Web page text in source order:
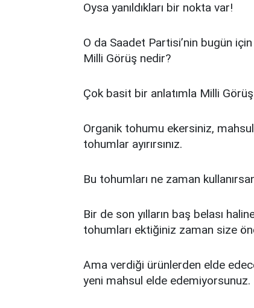
Oysa yanıldıkları bir nokta var!
O da Saadet Partisi’nin bugün
Milli Görüş nedir?
Çok basit bir anlatımla Milli
Organik tohumu ekersiniz,
tohumlar ayırırsınız.
Bu tohumları ne zaman
Bir de son yılların baş belası
tohumları ektiğiniz zaman size
Ama verdiği ürünlerden elde
yeni mahsul elde edemiyorsunuz.